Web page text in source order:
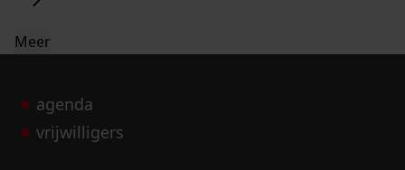
Meer
agenda
vrijwilligers